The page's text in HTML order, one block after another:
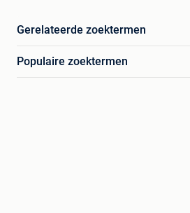
Gerelateerde zoektermen
Populaire zoektermen